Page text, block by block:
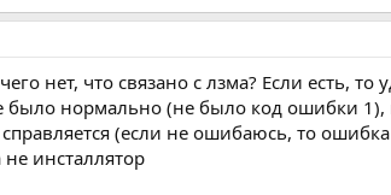
нет, что связано с лзма? Если есть,
было нормально (не было код ошибки
(если не ошибаюсь, то
инсталлятор